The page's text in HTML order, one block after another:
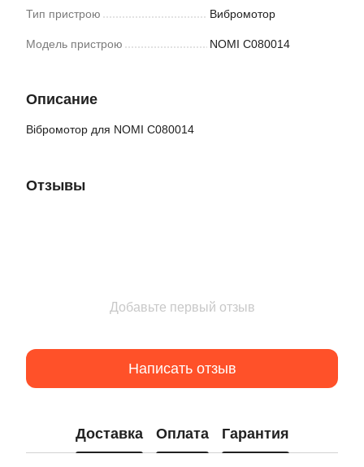
Тип пристрою Вибромотор
Модель пристрою NOMI C080014
Описание
Вібромотор для NOMI C080014
Отзывы
Добавьте первый отзыв
Написать отзыв
Доставка Оплата Гарантия